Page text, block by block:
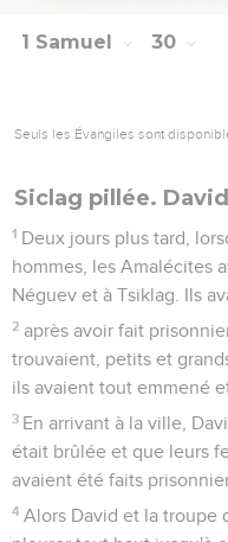
1 Samuel 30
Seuls les Évangiles sont
Siclag pillée.
1 Deux jours plus tard,
hommes, les Amalécites
Néguev et à Tsiklag. Ils
2 après avoir fait
trouvaient, petits et
ils avaient tout emmené
3 En arrivant à la ville,
était brûlée et que leurs
avaient été faits
4 Alors David et la troupe